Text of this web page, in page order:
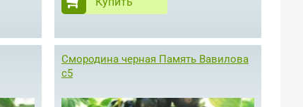
Смородина черная Память Вавилова
с5